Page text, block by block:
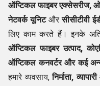
ऑप्टिकल फाइबर एक्सेसरीज,
नेटवर्क यूनिटऔरसीसीटीवी
लिए काम करते हैं। इनके
ऑप्टिकल फाइबर उत्पाद,
ऑप्टिकल कनवर्टर और कई अन्य
हमारे व्यवसाय,निर्माता,